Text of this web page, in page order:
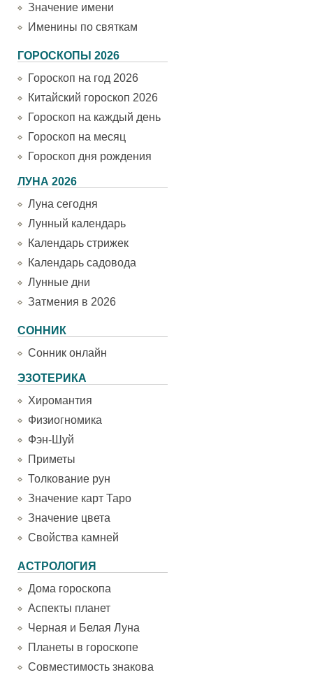
Значение имени
Именины по святкам
ГОРОСКОПЫ 2026
Гороскоп на год 2026
Китайский гороскоп 2026
Гороскоп на каждый день
Гороскоп на месяц
Гороскоп дня рождения
ЛУНА 2026
Луна сегодня
Лунный календарь
Календарь стрижек
Календарь садовода
Лунные дни
Затмения в 2026
СОННИК
Сонник онлайн
ЭЗОТЕРИКА
Хиромантия
Физиогномика
Фэн-Шуй
Приметы
Толкование рун
Значение карт Таро
Значение цвета
Свойства камней
АСТРОЛОГИЯ
Дома гороскопа
Аспекты планет
Черная и Белая Луна
Планеты в гороскопе
Совместимость знакова